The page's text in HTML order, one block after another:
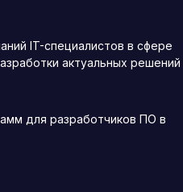
IT-специалистов в сфере
актуальных решений
для разработчиков ПО в